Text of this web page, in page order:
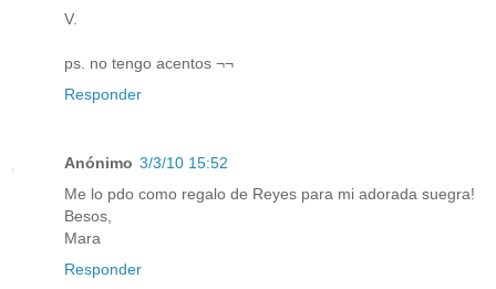
V.
ps. no tengo acentos ¬¬
Responder
Anónimo 3/3/10 15:52
Me lo pdo como regalo de Reyes para mi adorada suegra!
Besos,
Mara
Responder